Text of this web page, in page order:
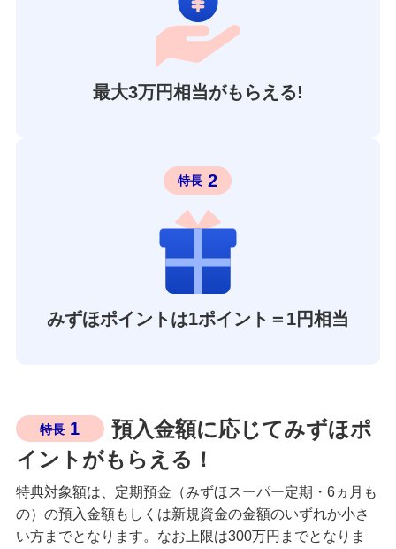
最大3万円相当がもらえる!
特長 2
みずほポイントは1ポイント＝1円相当
特長 1
預入金額に応じてみずほポ
イントがもらえる！
特典対象額は、定期預金（みずほスーパー定期・6ヵ月も
の）の預入金額もしくは新規資金の金額のいずれか小さ
い方までとなります。なお上限は300万円までとなりま